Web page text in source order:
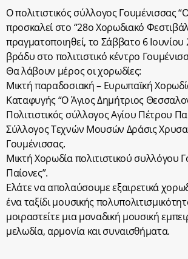
Ο πολιτιστικός σύλλογος Γουμένισσας
προσκαλεί στο “28ο Χορωδιακό
πραγματοποιηθεί, το Σάββατο 6 Ιουνίου
βράδυ στο πολιτιστικό κέντρο
Θα λάβουν μέρος οι χορωδίες:
Μικτή παραδοσιακή – Ευρωπαϊκή
Καταφυγής “Ο Άγιος Δημήτριος
Πολιτιστικός σύλλογος Αγίου Πέτρου
Σύλλογος Τεχνών Μουσών Δράσις
Γουμένισσας.
Μικτή Χορωδία πολιτιστικού συλλόγου
Παίονες”.
Ελάτε να απολαύσουμε εξαιρετικά
ένα ταξίδι μουσικής
μοιραστείτε μια μοναδική μουσική
μελωδία, αρμονία και συναισθήματα.